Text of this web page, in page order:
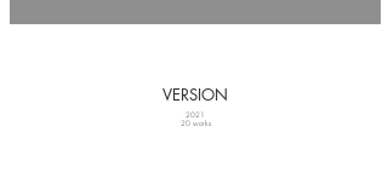
VERSION
2021
20 works